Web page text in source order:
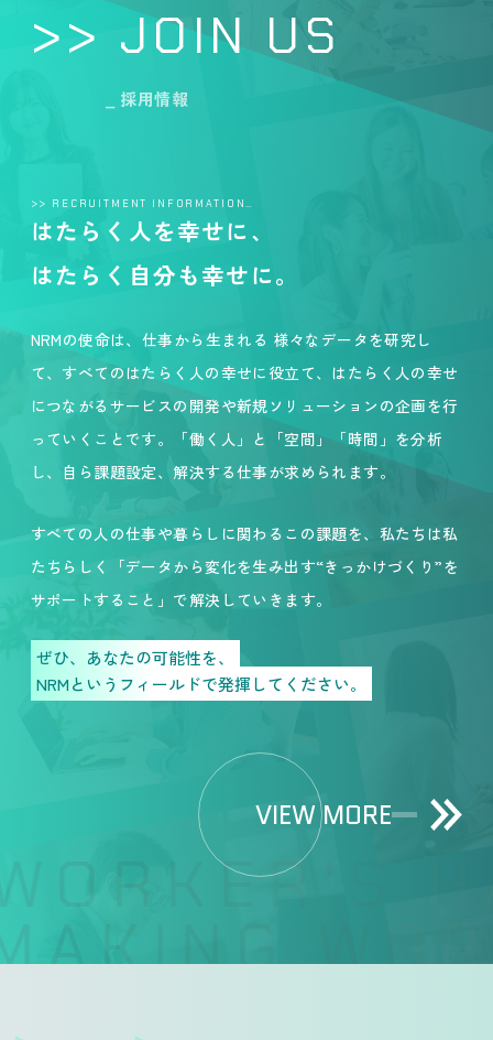
>> JOIN US
_ 採用情報
>> RECRUITMENT INFORMATION…
はたらく人を幸せに、
はたらく自分も幸せに。
NRMの使命は、仕事から生まれる 様々なデータを研究し
て、すべてのはたらく人の幸せに役立て、はたらく人の幸せ
につながるサービスの開発や新規ソリューションの企画を行
っていくことです。「働く人」と「空間」「時間」を分析
し、自ら課題設定、解決する仕事が求められます。
すべての人の仕事や暮らしに関わるこの課題を、私たちは私
たちらしく「データから変化を生み出す“きっかけづくり”を
サポートすること」で解決していきます。
ぜひ、あなたの可能性を、
NRMというフィールドで発揮してください。
VIEW MORE